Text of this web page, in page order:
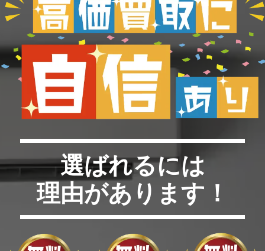
選ばれるには
理由があります！